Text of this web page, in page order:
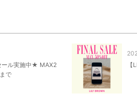
ール実施中★ MAX2
で